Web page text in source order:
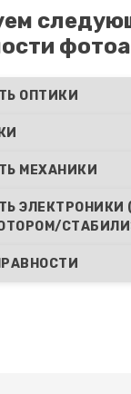
ОПТИКИ
МЕХАНИКИ
ЭЛЕКТРОНИКИ